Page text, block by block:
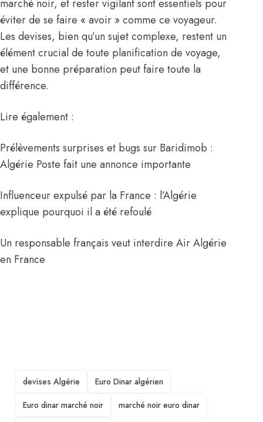
marché noir, et rester vigilant sont essentiels pour
éviter de se faire « avoir » comme ce voyageur.
Les devises, bien qu’un sujet complexe, restent un
élément crucial de toute planification de voyage,
et une bonne préparation peut faire toute la
différence.
Lire également :
Prélèvements surprises et bugs sur Baridimob :
Algérie Poste fait une annonce importante
Influenceur expulsé par la France : l’Algérie
explique pourquoi il a été refoulé
Un responsable français veut interdire Air Algérie
en France
TAGS
devises Algérie
Euro Dinar algérien
Euro dinar marché noir
marché noir euro dinar